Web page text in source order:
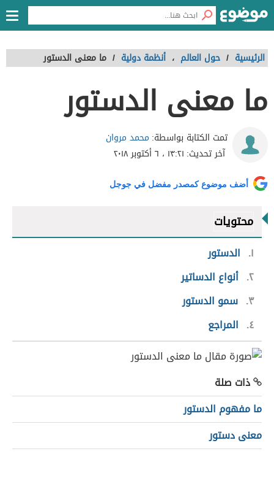
الرئيسية / حول العالم ، أنظمة دولية / ما معنى الدستور
ما معنى الدستور
تمت الكتابة بواسطة: محمد مروان
آخر تحديث: ١٣:٢١ ، ٦ أكتوبر ٢٠١٨
أضف موضوع كمصدر مفضل في جوجل
محتويات
١
الدستور
٢ أنواع الدساتير
٣ سمو الدستور
٤
المراجع
ذات صلة
ما مفهوم الدستور
معنى دستور